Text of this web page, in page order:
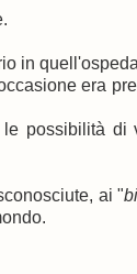
in
era
le possibilità di
ai "